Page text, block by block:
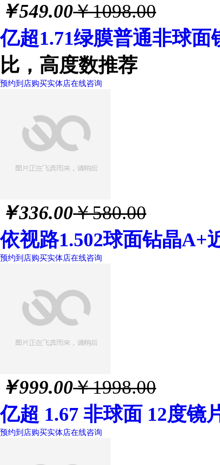
￥549.00￥1098.00
亿超1.71绿膜普通非球
比，高度数推荐
预约到店购买实体店在线咨询
￥336.00￥580.00
依视路1.502球面钻晶A+
预约到店购买实体店在线咨询
￥999.00￥1998.00
亿超 1.67 非球面 12度镜
预约到店购买实体店在线咨询